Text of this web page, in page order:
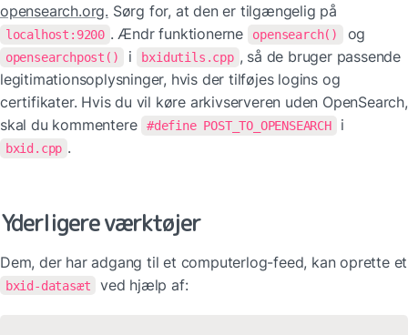
opensearch.org.
localhost:9200 . Ændr funktionerne opensearch()
opensearchpost() i bxidutils.cpp , så de bruger passende
legitimationsoplysninger, hvis der tilføjes logins og
certifikater. Hvis du vil køre arkivserveren uden OpenSearch,
skal du kommentere
#define POST_TO_OPENSEARCH
bxid.cpp .
Yderligere værktøjer
bxid-datasæt ved hjælp af: